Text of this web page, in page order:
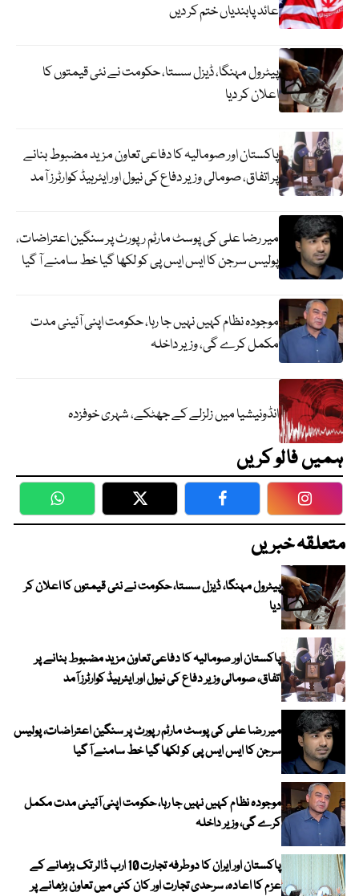
عائد پابندیاں ختم کر دیں
پیٹرول مہنگا، ڈیزل سستا، حکومت نے نئی قیمتوں کا
اعلان کر دیا
پاکستان اور صومالیہ کا دفاعی تعاون مزید مضبوط بنانے
پر اتفاق، صومالی وزیر دفاع کی نیول اور ایئرہیڈ کوارٹرز آمد
میر رضا علی کی پوسٹ مارٹم رپورٹ پر سنگین اعتراضات،
پولیس سرجن کا ایس ایس پی کو لکھا گیا خط سامنے آ گیا
موجودہ نظام کہیں نہیں جا رہا، حکومت اپنی آئینی مدت
مکمل کرے گی، وزیر داخلہ
انڈونیشیا میں زلزلے کے جھٹکے، شہری خوفزدہ
ہمیں فالو کریں
WhatsApp Twitter Facebook
متعلقہ خبریں
پیٹرول مہنگا، ڈیزل سستا، حکومت نے نئی قیمتوں کا اعلان کر
دیا
پاکستان اور صومالیہ کا دفاعی تعاون مزید مضبوط بنانے پر
اتفاق، صومالی وزیر دفاع کی نیول اور ایئرہیڈ کوارٹرز آمد
میر رضا علی کی پوسٹ مارٹم رپورٹ پر سنگین اعتراضات، پولیس
سرجن کا ایس ایس پی کو لکھا گیا خط سامنے آ گیا
موجودہ نظام کہیں نہیں جا رہا، حکومت اپنی آئینی مدت مکمل
کرے گی، وزیر داخلہ
پاکستان اور ایران کا دوطرفہ تجارت 10 ارب ڈالر تک بڑھانے کے
عزم کا اعادہ، سرحدی تجارت اور کان کنی میں تعاون بڑھانے پر